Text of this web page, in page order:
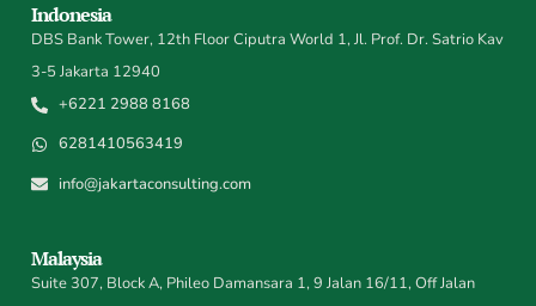
Indonesia
DBS Bank Tower, 12th Floor Ciputra World 1, Jl. Prof. Dr. Satrio Kav
3-5 Jakarta 12940
+6221 2988 8168
6281410563419
info@jakartaconsulting.com
Malaysia
Suite 307, Block A, Phileo Damansara 1, 9 Jalan 16/11, Off Jalan